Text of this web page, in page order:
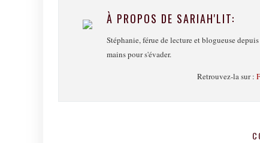
À PROPOS DE SARIAH'LIT:
Stéphanie, férue de lecture et blogueuse
mains pour s'évader.
Retrouvez-la sur :